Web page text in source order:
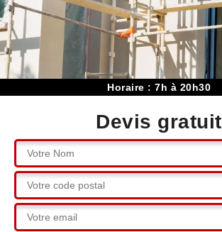
Horaire : 7h à 20h30
Devis gratuit